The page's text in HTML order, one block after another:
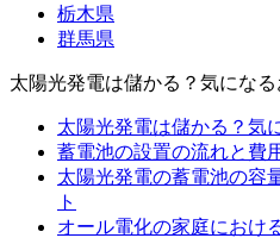
栃木県
群馬県
太陽光発電は儲かる？気にな
太陽光発電は儲かる？気
蓄電池の設置の流れと費
太陽光発電の蓄電池の容
ト
オール電化の家庭におけ